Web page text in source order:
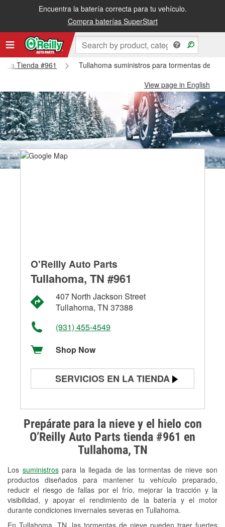
Encuentra la batería correcta para tu vehículo.
Compra baterías SuperStart
Tienda #961
Tullahoma suministros para tormentas de
View page in English
Prepárate para la nieve y el hielo con
O’Reilly Auto Parts tienda #961 en
Tullahoma, TN
Los suministrospara la llegada de las tormentas de nieve son
productos diseñados para mantener tu vehículo preparado,
reducir el riesgo de fallas por el frío, mejorar la tracción y la
visibilidad, y apoyar el rendimiento de la batería y el motor
durante condiciones invernales severas en Tullahoma.
O'Reilly Auto Parts
Tullahoma, TN #961
407 North Jackson Street
Tullahoma, TN 37388
(931) 455-4549
Shop Now
SERVICIOS EN LA TIENDA
Prueba de alternadores y
arrancadores
Revisión de la luz "Check Engine"
Reciclaje de baterías y aceite
Instalación de bombillas de faros
Instalación de limpiaparabrisas